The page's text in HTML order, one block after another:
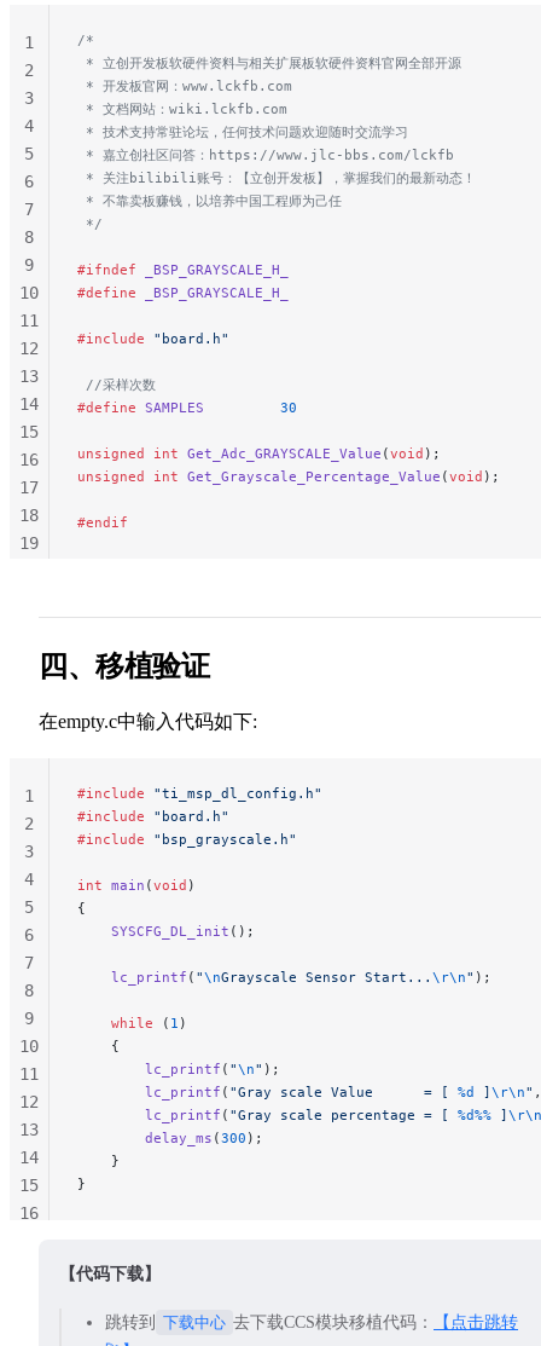
76
77
78
79
80
81
82
83
84
85
86
87
88
/*
* 立创开发板软硬件资料与相关扩展板软硬件资料官网全部开源
* 开发板官网：www.lckfb.com
* 文档网站：wiki.lckfb.com
* 技术支持常驻论坛，任何技术问题欢迎随时交流学习
* 嘉立创社区问答：https://www.jlc-bbs.com/lckfb
* 关注bilibili账号：【立创开发板】，掌握我们的最新动态！
* 不靠卖板赚钱，以培养中国工程师为己任
*/
#ifndef _BSP_GRAYSCALE_H_
#define _BSP_GRAYSCALE_H_
#include "board.h"
//采样次数
#define SAMPLES
         30
unsigned int Get_Adc_GRAYSCALE_Value (void );
unsigned
int Get_Grayscale_Percentage_Value (void );
#endif
1
2
3
4
5
6
7
8
9
10
11
12
13
14
15
16
17
18
19
四、移植验证
在empty.c中输入代码如下:
#include "ti_msp_dl_config.h"
#include "board.h"
#include "bsp_grayscale.h"
int main (void )
{
    SYSCFG_DL_init
();
    lc_printf
( "\nGrayscale Sensor Start... \r\n" );
    while
( 1 )
    {
        lc_printf
( "\n" );
        lc_printf
( "Gray scale Value      = [ %d ] \r\n"
        lc_printf
( "Gray scale percentage = [ %d%% ] \r\n
        delay_ms
(300 );
    }
}
1
2
3
4
5
6
7
8
9
10
11
12
13
14
15
16
【代码下载】
跳转到 下载中心 去下载CCS模块移植代码：
【点击跳转